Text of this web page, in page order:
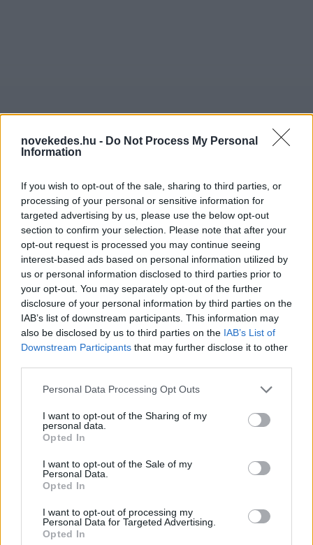
novekedes.hu - Do Not Process My Personal
Information
If you wish to opt-out of the sale, sharing to third parties, or
processing of your personal or sensitive information for
targeted advertising by us, please use the below opt-out
section to confirm your selection. Please note that after your
opt-out request is processed you may continue seeing
interest-based ads based on personal information utilized by
us or personal information disclosed to third parties prior to
your opt-out. You may separately opt-out of the further
disclosure of your personal information by third parties on the
IAB’s list of downstream participants. This information may
also be disclosed by us to third parties on the IAB’s List of
Downstream Participants that may further disclose it to other
Please note that this website/app uses one or more Google
not limited to your visit or usage behaviour. You may click to
grant or deny consent to Google and its third-party tags to
use your data for below specified purposes in below Google
consent section.
Personal Data Processing Opt Outs
I want to opt-out of the Sharing of my
personal data.
Opted In
I want to opt-out of the Sale of my
Personal Data.
Opted In
I want to opt-out of processing my
Personal Data for Targeted Advertising.
Opted In
Jedlik Ányos Energetikai
Program: az
áramtermelésben is
jobban hasznosulhat a
földhő
ENERGETIKA 2025. AUG. 11. NÖVEKEDÉS.HU
12 milliárd forintos keretösszegű kiírás
ösztönzi a geotermikus energiára alapozott
villamosenergia- és hőtermelő rendszerek
kialakítását Magyarországon. A
programcsomag második
földhőpályázatának tervezete 2025.